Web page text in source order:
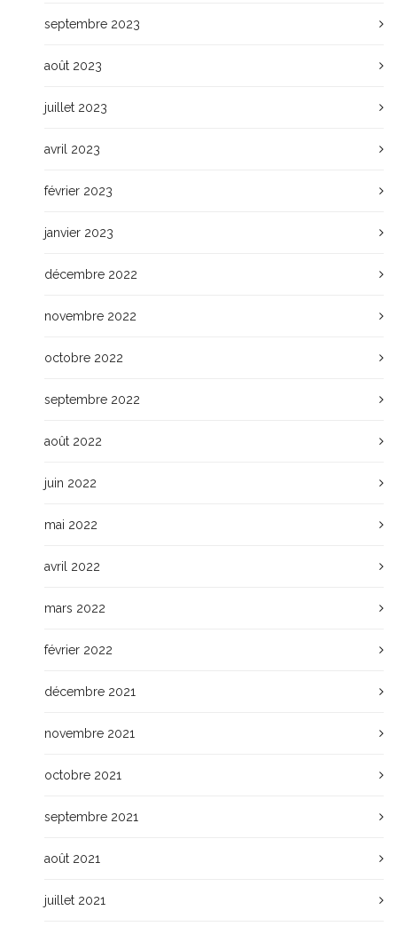
septembre 2023
août 2023
juillet 2023
avril 2023
février 2023
janvier 2023
décembre 2022
novembre 2022
octobre 2022
septembre 2022
août 2022
juin 2022
mai 2022
avril 2022
mars 2022
février 2022
décembre 2021
novembre 2021
octobre 2021
septembre 2021
août 2021
juillet 2021